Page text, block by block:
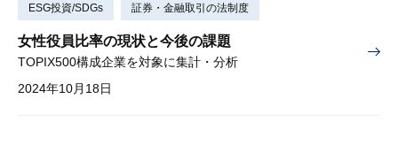
ESG投資/SDGs 証券・金融取引の法制度
女性役員比率の現状と今後の課題
TOPIX500構成企業を対象に集計・分析
2024年10月18日